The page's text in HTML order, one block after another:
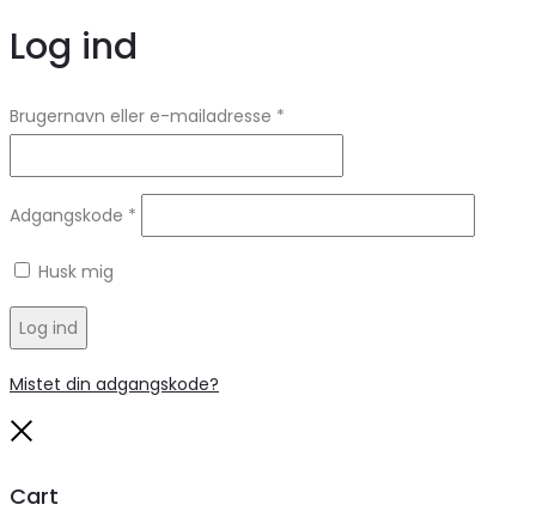
Log ind
Brugernavn eller e-mailadresse *
Adgangskode *
Husk mig
Log ind
Mistet din adgangskode?
Cart